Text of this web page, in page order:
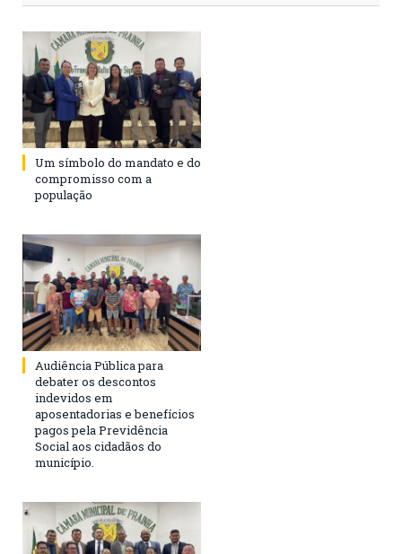
Um símbolo do mandato e do
compromisso com a
população
Audiência Pública para
debater os descontos
indevidos em
aposentadorias e benefícios
pagos pela Previdência
Social aos cidadãos do
município.